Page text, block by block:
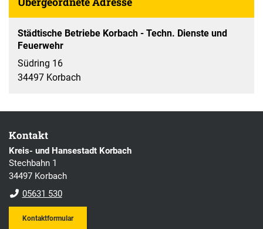
Städtische Betriebe Korbach - Techn. Dienste und
Feuerwehr
Südring 16
34497 Korbach
Kontakt
Kreis- und Hansestadt Korbach
Stechbahn 1
34497 Korbach
05631 530
Kontaktformular